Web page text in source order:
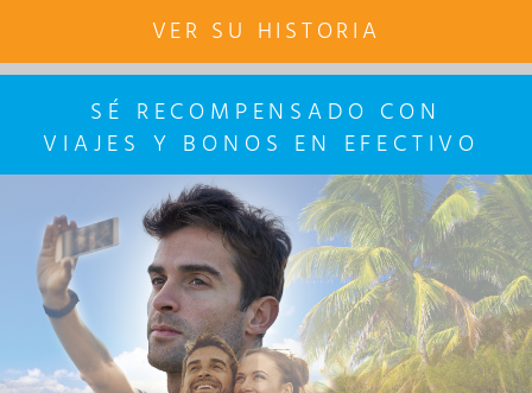
VER SU HISTORIA
SÉ RECOMPENSADO CON
VIAJES Y BONOS EN EFECTIVO